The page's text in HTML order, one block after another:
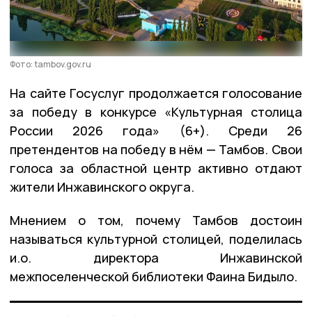
Фото: tambov.gov.ru
На сайте Госуслуг продолжается голосование
за победу в конкурсе «Культурная столица
России 2026 года» (6+). Среди 26
претендентов на победу в нём — Тамбов. Свои
голоса за областной центр активно отдают
жители Инжавинского округа.
Мнением о том, почему Тамбов достоин
называться культурной столицей, поделилась
и.о. директора Инжавинской
межпоселенческой библиотеки Фаина Бидыло.